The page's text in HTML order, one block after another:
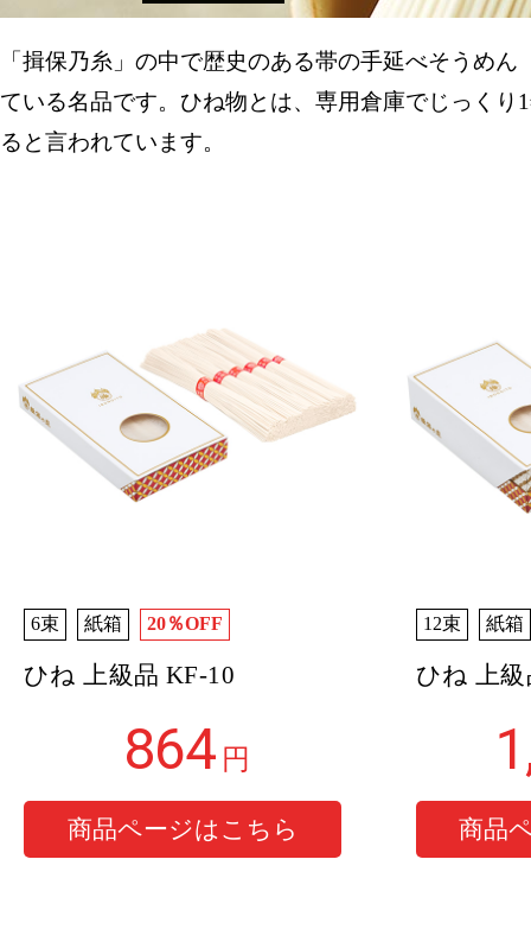
「揖保乃糸」の中で歴史のある帯の手延べそうめ
ている名品です。ひね物とは、専用倉庫でじっく
ると言われています。
6束 紙箱 20％OFF
ひね 上級品 KF-10
864 円
12束 紙箱
ひね 上